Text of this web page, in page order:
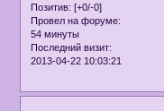
Позитив: [+0/-0]
Провел на форуме:
54 минуты
Последний визит:
2013-04-22 10:03:21